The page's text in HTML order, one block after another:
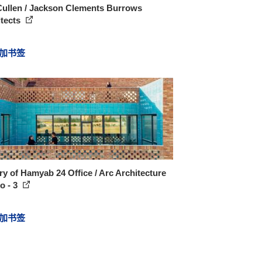
/ Jackson Clements Burrows
书签
of Hamyab 24 Office / Arc Architecture
- 3
书签